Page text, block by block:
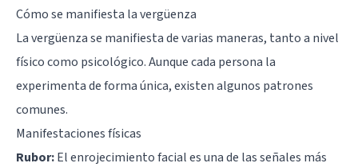
Cómo se manifiesta la vergüenza
La vergüenza se manifiesta de varias maneras, tanto a nivel
físico como psicológico. Aunque cada persona la
experimenta de forma única, existen algunos patrones
comunes.
Manifestaciones físicas
Rubor:El enrojecimiento facial es una de las señales más